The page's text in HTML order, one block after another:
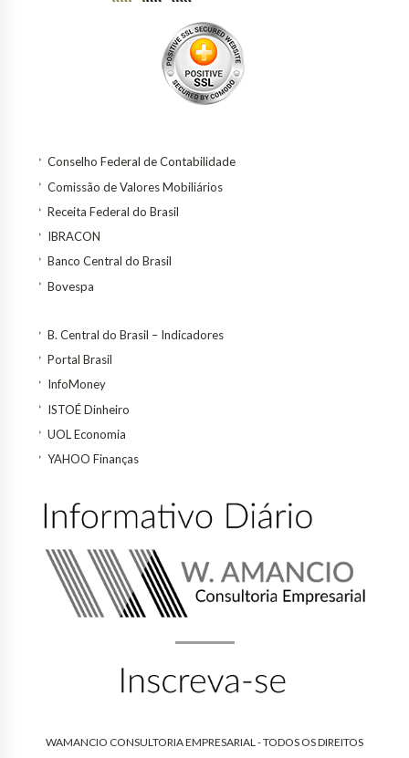
Conselho Federal de Contabilidade
Comissão de Valores Mobiliários
Receita Federal do Brasil
IBRACON
Banco Central do Brasil
Bovespa
B. Central do Brasil – Indicadores
Portal Brasil
InfoMoney
ISTOÉ Dinheiro
UOL Economia
YAHOO Finanças
WAMANCIO CONSULTORIA EMPRESARIAL - TODOS OS DIREITOS